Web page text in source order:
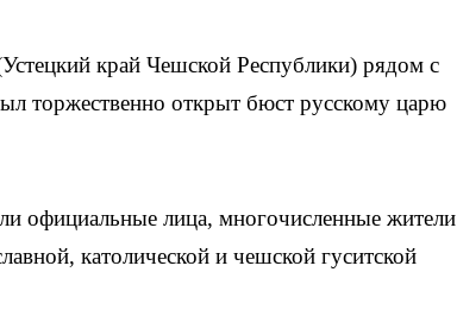
край Чешской Республики) рядом с
торжественно открыт бюст русскому царю
официальные лица, многочисленные жители
католической и чешской гуситской